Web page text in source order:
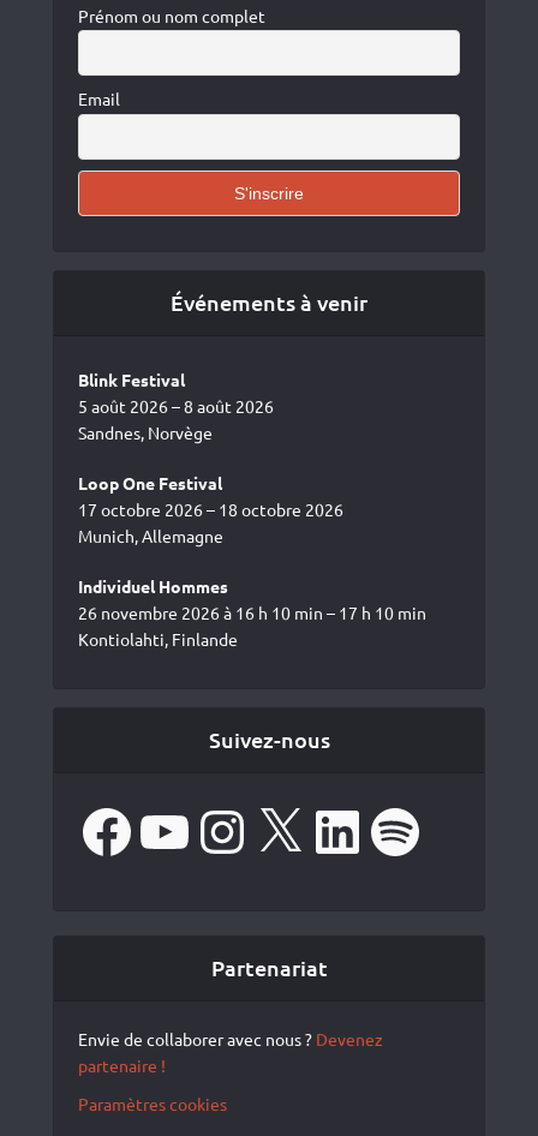
Prénom ou nom complet
Email
Événements à venir
Blink Festival
5 août 2026 – 8 août 2026
Sandnes, Norvège
Loop One Festival
17 octobre 2026 – 18 octobre 2026
Munich, Allemagne
Individuel Hommes
26 novembre 2026 à 16 h 10 min – 17 h 10 min
Kontiolahti, Finlande
Suivez-nous
FacebookYouTube Instagram LinkedIn Spotify
Partenariat
Envie de collaborer avec nous ? Devenez
partenaire !
Paramètres cookies